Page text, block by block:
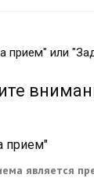
прием" или
прием"
является